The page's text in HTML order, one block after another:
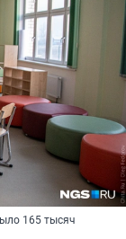
165 тысяч